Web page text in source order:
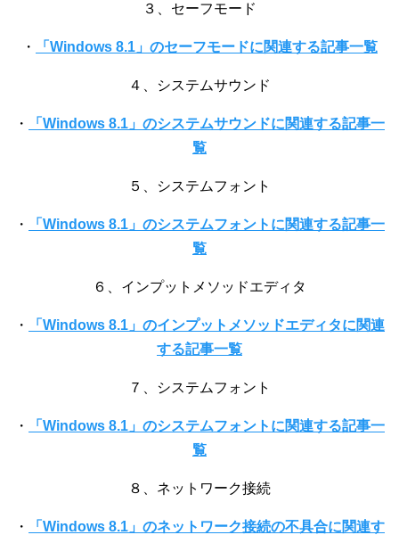
３、セーフモード
・ 「Windows 8.1」のセーフモードに関連する記事一覧
４、システムサウンド
・
「Windows 8.1」のシステムサウンドに関連する記事一
覧
５、システムフォント
・
「Windows 8.1」のシステムフォントに関連する記事一
覧
６、インプットメソッドエディタ
・
「Windows 8.1」のインプットメソッドエディタに関連
する記事一覧
７、システムフォント
・
「Windows 8.1」のシステムフォントに関連する記事一
覧
８、ネットワーク接続
・
「Windows 8.1」のネットワーク接続の不具合に関連す